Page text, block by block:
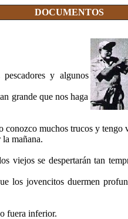
DOCUMENTOS
y algunos
grande que nos haga
conozco muchos trucos y tengo
la mañana.
viejos se despertarán tan
los jovencitos duermen
fuera inferior.